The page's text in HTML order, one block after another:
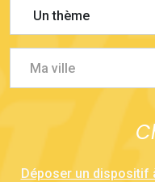
Ma ville
Déposer un dispositif